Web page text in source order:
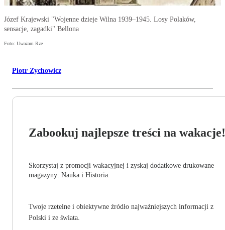
Józef Krajewski "Wojenne dzieje Wilna 1939–1945. Losy Polaków,
sensacje, zagadki" Bellona
Foto: Uważam Rze
Piotr Zychowicz
Zabookuj najlepsze treści na wakacje!
Skorzystaj z promocji wakacyjnej i zyskaj dodatkowe drukowane
magazyny: Nauka i Historia.
Twoje rzetelne i obiektywne źródło najważniejszych informacji z
Polski i ze świata.